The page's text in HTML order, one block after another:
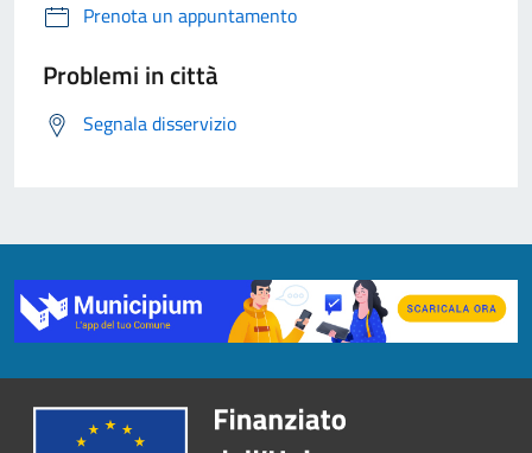
Prenota un appuntamento
Problemi in città
Segnala disservizio